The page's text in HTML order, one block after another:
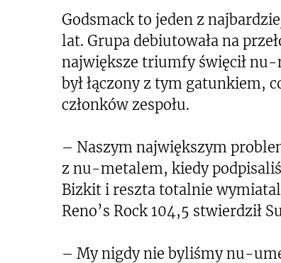
Godsmack to jeden z
lat. Grupa debiutowała na
największe triumfy święcił nu-
był łączony z tym gatunkiem,
członków zespołu.
– Naszym największym
z nu-metalem, kiedy
Bizkit i reszta totalnie
Reno’s Rock 104,5 stwierdził
– My nigdy nie byliśmy nu-